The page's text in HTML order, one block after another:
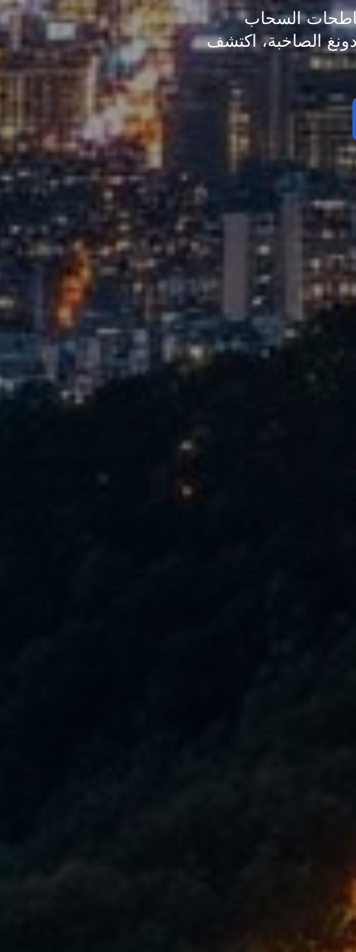
ناطحات السحاب
الصاخبة، اكتشف